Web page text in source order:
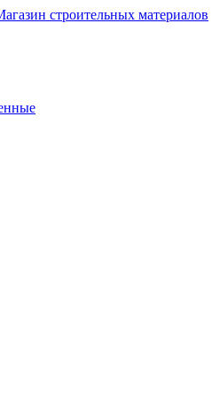
строительных материалов